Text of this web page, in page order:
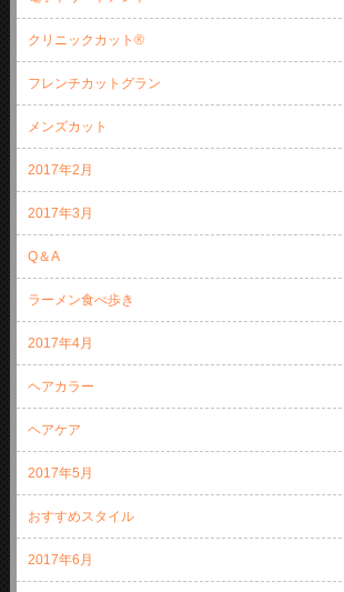
クリニックカット®
フレンチカットグラン
メンズカット
2017年2月
2017年3月
Q＆A
ラーメン食べ歩き
2017年4月
ヘアカラー
ヘアケア
2017年5月
おすすめスタイル
2017年6月